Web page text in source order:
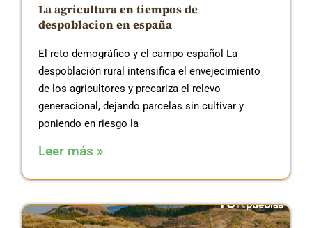
La agricultura en tiempos de
despoblacion en españa
El reto demográfico y el campo español La
despoblación rural intensifica el envejecimiento
de los agricultores y precariza el relevo
generacional, dejando parcelas sin cultivar y
poniendo en riesgo la
Leer más »